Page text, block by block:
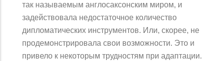
так называемым англосаксонским миром, и
задействовала недостаточное количество
дипломатических инструментов. Или, скорее, не
продемонстрировала свои возможности. Это и
привело к некоторым трудностям при адаптации.